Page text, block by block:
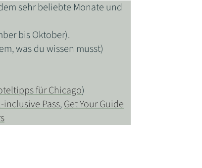
sehr beliebte Monate und
bis Oktober).
was du wissen musst)
für Chicago)
Pass,Get Your Guide